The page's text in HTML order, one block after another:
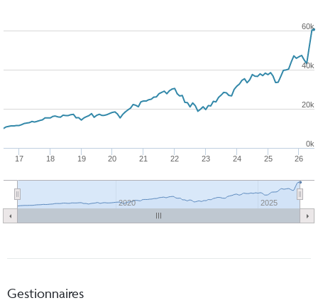
17 18 19 20 21 22 23 24 25 26
2020 2025
0k
20k
40k
60k
Gestionnaires